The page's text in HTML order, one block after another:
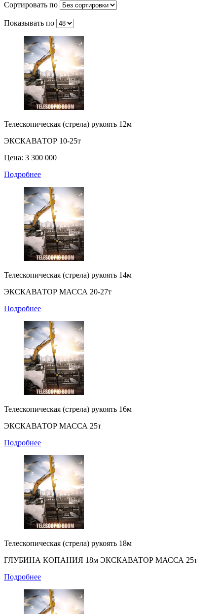
Сортировать по
Показывать по
Телескопическая (стрела) рукоять 12м
ЭКСКАВАТОР 10-25т
Цена: 3 300 000
Подробнее
Телескопическая (стрела) рукоять 14м
ЭКСКАВАТОР МАССА 20-27т
Подробнее
Телескопическая (стрела) рукоять 16м
ЭКСКАВАТОР МАССА 25т
Подробнее
Телескопическая (стрела) рукоять 18м
ГЛУБИНА КОПАНИЯ 18м ЭКСКАВАТОР МАССА 25т
Подробнее